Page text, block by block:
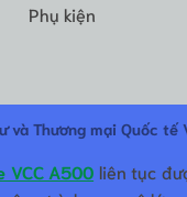
Phụ kiện
và Thương mại Quốc tế
VCC A500 liên tục